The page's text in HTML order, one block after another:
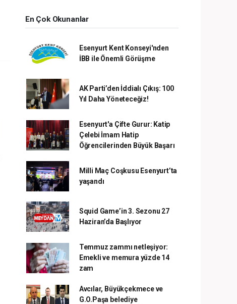
En Çok Okunanlar
Esenyurt Kent Konseyi'nden
İBB ile Önemli Görüşme
AK Parti’den İddialı Çıkış: 100
Yıl Daha Yöneteceğiz!
Esenyurt'a Çifte Gurur: Katip
Çelebi İmam Hatip
Öğrencilerinden Büyük Başarı
Milli Maç Coşkusu Esenyurt’ta
yaşandı
Squid Game’in 3. Sezonu 27
Haziran’da Başlıyor
Temmuz zammı netleşiyor:
Emekli ve memura yüzde 14
zam
Avcılar, Büyükçekmece ve
G.O.Paşa belediye